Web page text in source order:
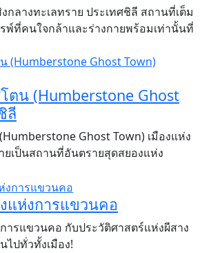
กลางทะเลทราย ประเทศชิลี สถานที่เต็ม
รพ์ที่คนใจกล้าและร่างกายพร้อมเท่านั้นที่
ตน (Humberstone Ghost
ลี
Ghost Town) เมืองแห่ง
ยเป็นสถานที่อันตรายสุดสยองแห่ง
แห่งการแขวนคอ
ารแขวนคอ กับประวัติศาสตร์แห่งผีสาง
ไปทั่วทั้งเมือง!